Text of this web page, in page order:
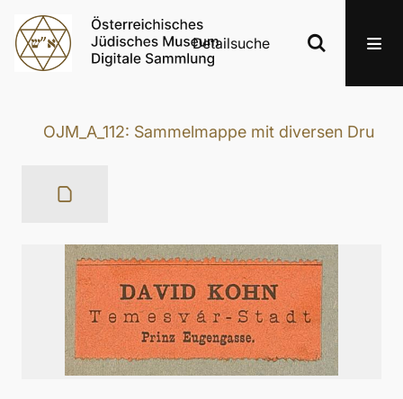
Detailsuche
OJM_A_112: Sammelmappe mit diversen